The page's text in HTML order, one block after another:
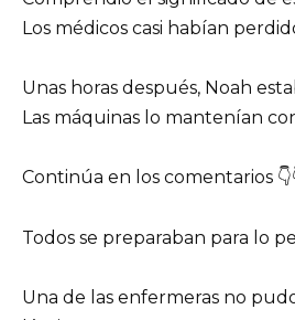
Los médicos casi habían
Unas horas después, Noah
Las máquinas lo mantenían
Continúa en los comentarios
Todos se preparaban para lo
Una de las enfermeras no